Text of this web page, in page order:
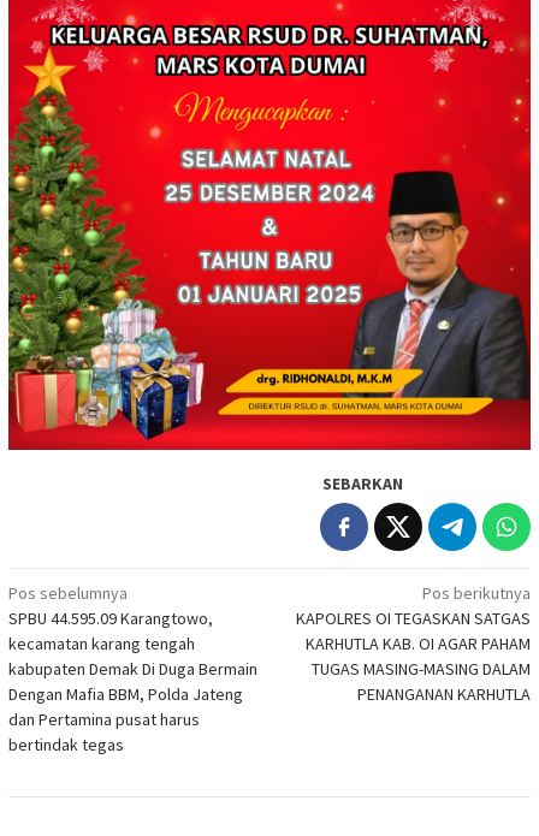
SEBARKAN
Navigasi
pos
Pos sebelumnya
SPBU 44.595.09 Karangtowo,
kecamatan karang tengah
kabupaten Demak Di Duga Bermain
Dengan Mafia BBM, Polda Jateng
dan Pertamina pusat harus
bertindak tegas
Pos berikutnya
KAPOLRES OI TEGASKAN SATGAS
KARHUTLA KAB. OI AGAR PAHAM
TUGAS MASING-MASING DALAM
PENANGANAN KARHUTLA